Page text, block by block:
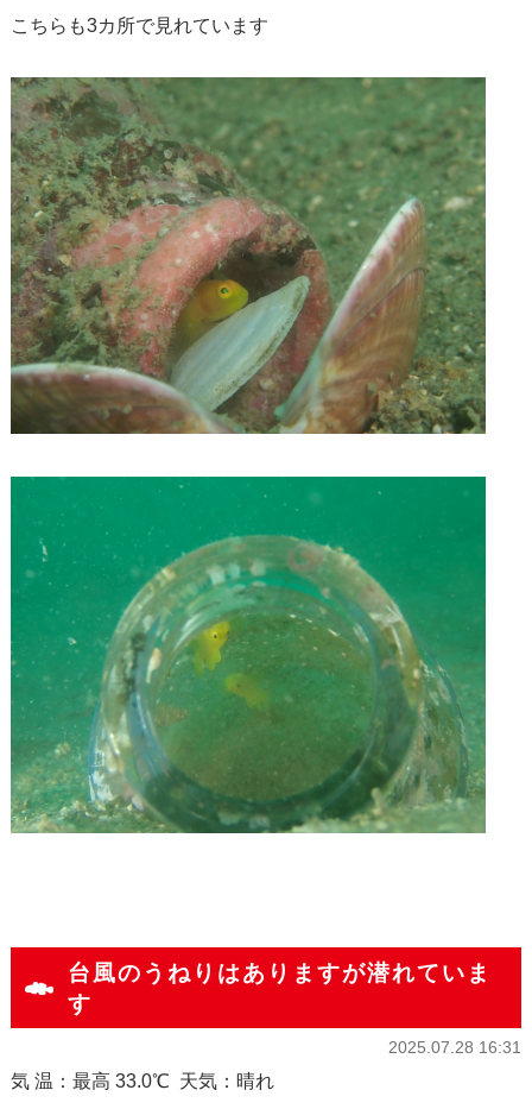
こちらも3カ所で見れています
台風のうねりはありますが潜れていま
す
2025.07.28 16:31
気 温：最高 33.0℃ 天気：晴れ